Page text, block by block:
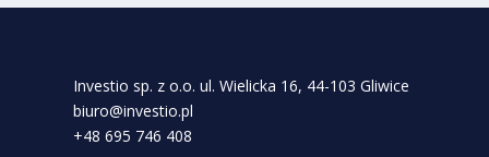
Investio sp. z o.o. ul. Wielicka 16, 44-103 Gliwice
biuro@investio.pl
+48 695 746 408